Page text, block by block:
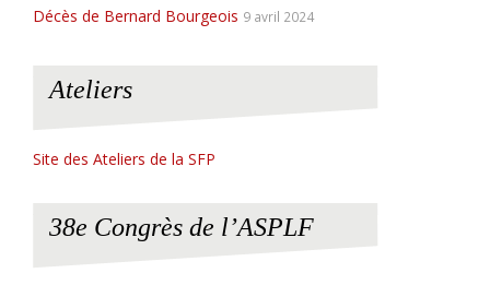
Décès de Bernard Bourgeois 9 avril 2024
Ateliers
Site des Ateliers de la SFP
38e Congrès de l’ASPLF